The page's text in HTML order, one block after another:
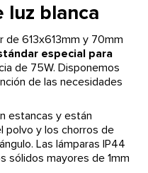
luz blanca
de 613x613mm y 70mm
especial para
de 75W. Disponemos
de las necesidades
estancas y están
polvo y los chorros de
Las lámparas IP44
sólidos mayores de 1mm